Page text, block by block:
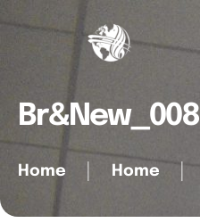
Br&new_008
Home Home